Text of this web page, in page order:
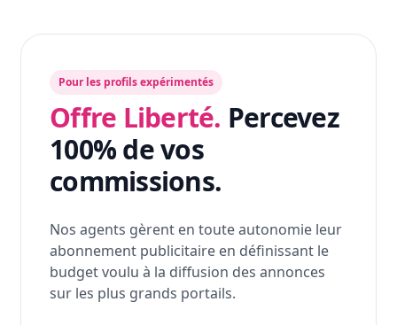
Pour les profils expérimentés
Offre Liberté. Percevez
100% de vos
commissions.
Nos agents gèrent en toute autonomie leur
abonnement publicitaire en définissant le
budget voulu à la diffusion des annonces
sur les plus grands portails.